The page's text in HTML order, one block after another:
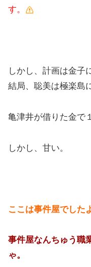
す。
しかし、計画は金子
結局、聡美は極楽島
亀津井が借りた金で
しかし、甘い。
ここは事件屋でした
事件屋なんちゅう職
ゃ。